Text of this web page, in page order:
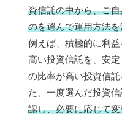
資信託の中から、ご
のを選んで運用方法
例えば、積極的に利
高い投資信託を、安
の比率が高い投資信
た、一度選んだ投資信
認し、必要に応じて